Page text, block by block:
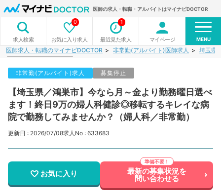
医師の求人・転職・アルバイトはマイナビDOCTOR
求人検索 お気に入り求人
0
最近見た求人
1
マイページ MENU
医師求人・転職のマイナビDOCTOR 非常勤(アルバイト)医師求人 埼玉県
非常勤(アルバイト)求人 募集停止
【埼玉県／鴻巣市】今なら月～金より勤務曜日選べ
ます！終日9万の婦人科健診◎移転するキレイな病
院で勤務してみませんか？（婦人科／非常勤）
更新日 : 2026/07/08求人No : 633683
お気に入り 最新の募集状況を
問い合わせる